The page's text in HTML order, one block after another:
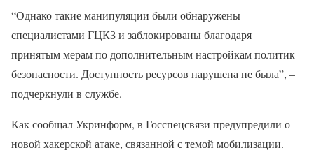
“Однако такие манипуляции были обнаружены
специалистами ГЦКЗ и заблокированы благодаря
принятым мерам по дополнительным настройкам политик
безопасности. Доступность ресурсов нарушена не была”, –
подчеркнули в службе.
Как сообщал Укринформ, в Госспецсвязи предупредили о
новой хакерской атаке, связанной с темой мобилизации.